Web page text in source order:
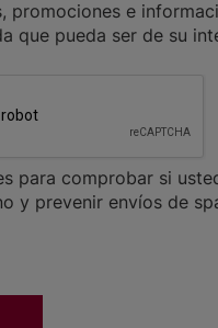
promociones e
que pueda ser de su
para comprobar si
y prevenir envíos de